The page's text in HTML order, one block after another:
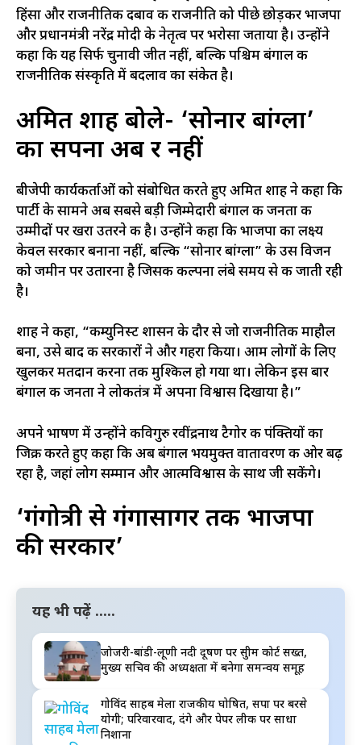
हिंसा और राजनीतिक दबाव की राजनीति को पीछे छोड़कर भाजपा
और प्रधानमंत्री नरेंद्र मोदी के नेतृत्व पर भरोसा जताया है। उन्होंने
कहा कि यह सिर्फ चुनावी जीत नहीं, बल्कि पश्चिम बंगाल की
राजनीतिक संस्कृति में बदलाव का संकेत है।
अमित शाह बोले- ‘सोनार बांग्ला’
का सपना अब दूर नहीं
बीजेपी कार्यकर्ताओं को संबोधित करते हुए अमित शाह ने कहा कि
पार्टी के सामने अब सबसे बड़ी जिम्मेदारी बंगाल की जनता की
उम्मीदों पर खरा उतरने की है। उन्होंने कहा कि भाजपा का लक्ष्य
केवल सरकार बनाना नहीं, बल्कि “सोनार बांग्ला” के उस विजन
को जमीन पर उतारना है जिसकी कल्पना लंबे समय से की जाती रही
है।
शाह ने कहा, “कम्युनिस्ट शासन के दौर से जो राजनीतिक माहौल
बना, उसे बाद की सरकारों ने और गहरा किया। आम लोगों के लिए
खुलकर मतदान करना तक मुश्किल हो गया था। लेकिन इस बार
बंगाल की जनता ने लोकतंत्र में अपना विश्वास दिखाया है।”
अपने भाषण में उन्होंने कविगुरु रवींद्रनाथ टैगोर की पंक्तियों का
जिक्र करते हुए कहा कि अब बंगाल भयमुक्त वातावरण की ओर बढ़
रहा है, जहां लोग सम्मान और आत्मविश्वास के साथ जी सकेंगे।
‘गंगोत्री से गंगासागर तक भाजपा
की सरकार’
यह भी पढ़ें .....
जोजरी-बांडी-लूणी नदी प्रदूषण पर सुप्रीम कोर्ट सख्त,
मुख्य सचिव की अध्यक्षता में बनेगा समन्वय समूह
गोविंद साहब मेला राजकीय घोषित, सपा पर बरसे
योगी; परिवारवाद, दंगे और पेपर लीक पर साधा
निशाना